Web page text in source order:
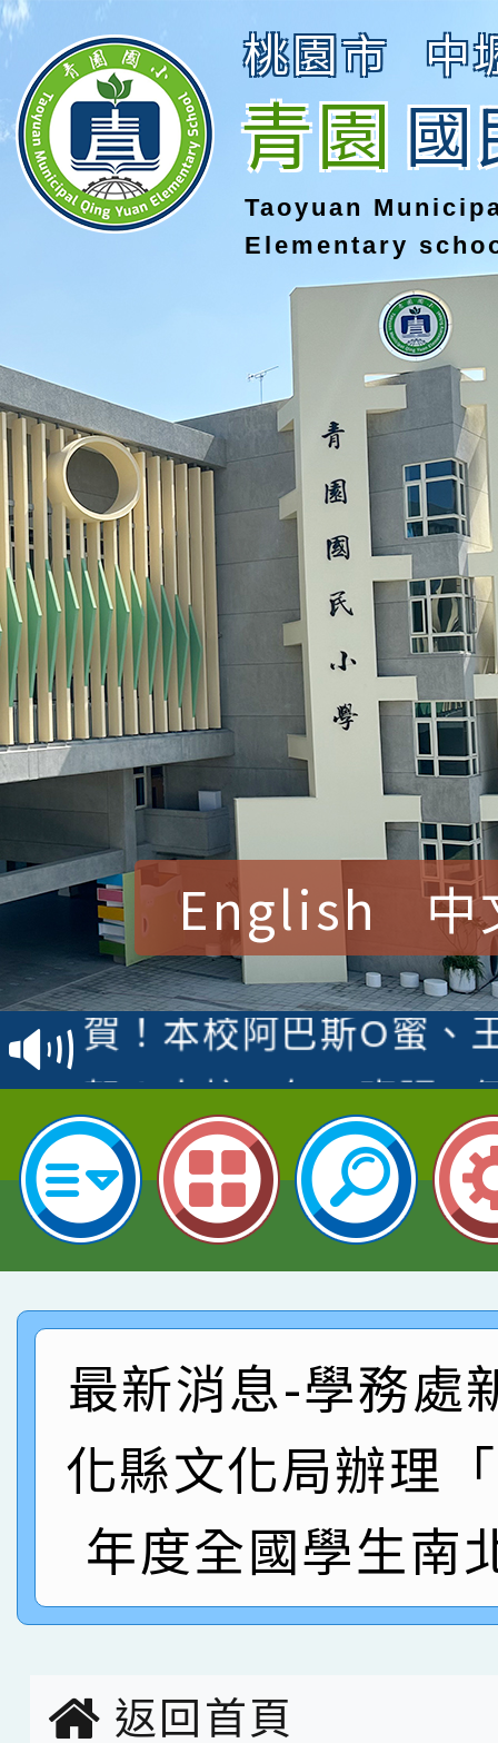
桃園市 中
青園國
Taoyuan
Elementary
English 中
賀！本校參加桃園市中
賽 洪綺君教師榮獲社
名
賀！本校阿巴斯O蜜、
倩參加桃園市科展 國
名 指導老師王老師、
賀！本校四年二班張O
園市英語競賽國小朗讀
指導老師林老師
賀！本校參加桃園市中
賽 劉文瑛教師榮獲教
臺灣台語-第二名
賀！本校參與2026世
市賽榮獲科學小創客佳
創客第三名。
賀！本校參加桃園市中
賽 洪綺君教師榮獲社
名
賀！本校阿巴斯O蜜、
倩參加桃園市科展 國
名 指導老師王老師、
賀！本校四年二班張O
園市英語競賽國小朗讀
指導老師林老師
賀！本校參加桃園市中
賽 劉文瑛教師榮獲教
賀！本校參與2026世
最新消息-學務處
化縣文化局辦理
年度全國學生南
返回首頁